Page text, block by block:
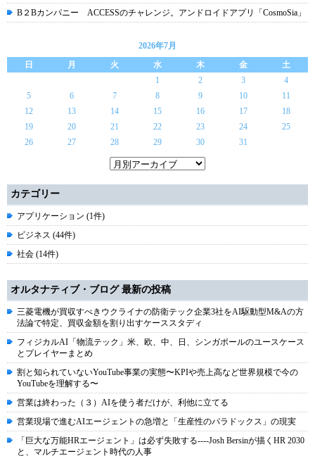
B２Bカンパニー ACCESSのチャレンジ。アンドロイドアプリ「CosmoSia」
2026年7月
日
月 火 水 木 金
土
1
2 3
4
5
6 7 8 9 10
11
12
13 14 15 16 17
18
19
20 21 22 23 24
25
26
27 28 29 30 31
カテゴリー
アプリケーション (1件)
ビジネス (44件)
社会 (14件)
オルタナティブ・ブログ 最新の投稿
三菱電機が買収すべきウクライナの防衛テック企業3社をAI駆動型M&Aの方
法論で特定、買収金額を割り出すケーススタディ
フィジカルAI「物流テック」米、欧、中、日、シンガポールのユースケース
とプレイヤーまとめ
割と知られていないYouTube事業の実態〜KPIや売上高など世界規模で今の
YouTubeを理解する〜
営業は終わった（３）AIを使う者だけが、利他に立てる
営業現場で進むAIエージェントの急増と「生産性のパラドックス」の現実
「巨大な万能HRエージェント」は必ず失敗する----Josh Bersinが描くHR 2030
と、マルチエージェント時代の人事